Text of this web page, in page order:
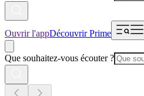
Ouvrir l'appDécouvrir Prime
Que souhaitez-vous écouter ?